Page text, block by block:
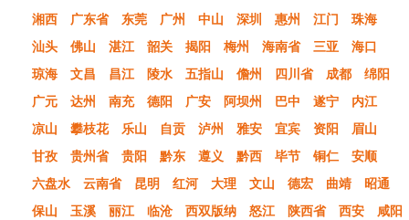
湘西
广东省 东莞 广州 中山 深圳 惠州 江门
珠海
汕头
佛山 湛江 韶关 揭阳 梅州 海南省 三亚
海口
琼海
文昌 昌江 陵水 五指山 儋州 四川省 成都
绵阳
广元
达州 南充 德阳 广安 阿坝州 巴中 遂宁
内江
凉山
攀枝花 乐山 自贡 泸州 雅安 宜宾 资阳
眉山
甘孜
贵州省 贵阳 黔东 遵义 黔西 毕节 铜仁
安顺
六盘水
云南省 昆明 红河 大理 文山 德宏 曲靖
昭通
保山
玉溪 丽江 临沧 西双版纳 怒江 陕西省 西安
咸阳